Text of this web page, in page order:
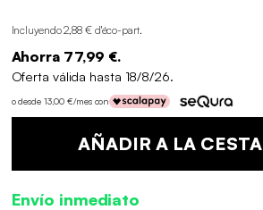
Incluyendo 2,88 € d'éco-part.
Ahorra 77,99 €.
Oferta válida hasta 18/8/26.
o desde 13,00 €/mes con
AÑADIR A LA CESTA
Envío inmediato